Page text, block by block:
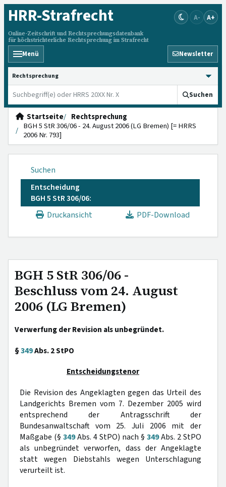
HRR-Strafrecht
Online-Zeitschrift und Rechtsprechungsdatenbank
für höchstrichterliche Rechtsprechung im Strafrecht
A- A+
Menü Newsletter
HRRS durchsuchen
Suchen
Startseite
Rechtsprechung
BGH 5 StR 306/06 - 24. August 2006 (LG Bremen) [= HRRS
2006 Nr. 793]
Suchen
Entscheidung
BGH 5 StR 306/06:
Druckansicht
PDF-Download
BGH 5 StR 306/06 -
Beschluss vom 24. August
2006 (LG Bremen)
Verwerfung der Revision als unbegründet.
§349Abs. 2 StPO
Entscheidungstenor
Die Revision des Angeklagten gegen das Urteil des
Landgerichts Bremen vom 7. Dezember 2005 wird
entsprechend der Antragsschrift der
Bundesanwaltschaft vom 25. Juli 2006 mit der
Maßgabe (§ 349Abs. 4 StPO) nach § 349Abs. 2 StPO
als unbegründet verworfen, dass der Angeklagte
statt wegen Diebstahls wegen Unterschlagung
verurteilt ist.